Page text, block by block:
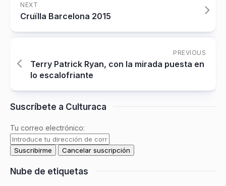
NEXT
Cruïlla Barcelona 2015
PREVIOUS
Terry Patrick Ryan, con la mirada puesta en
lo escalofriante
Suscríbete a Culturaca
Tu correo electrónico:
Nube de etiquetas